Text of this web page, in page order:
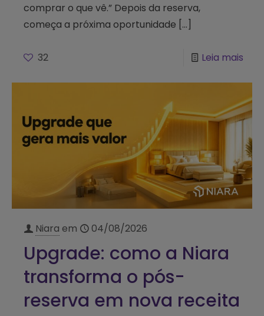
comprar o que vê.” Depois da reserva,
começa a próxima oportunidade […]
32 Leia mais
Niara em 04/08/2026
Upgrade: como a Niara
transforma o pós-
reserva em nova receita